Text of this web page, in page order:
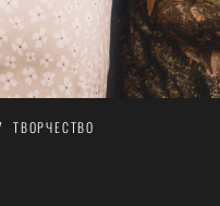
ТВОРЧЕСТВО